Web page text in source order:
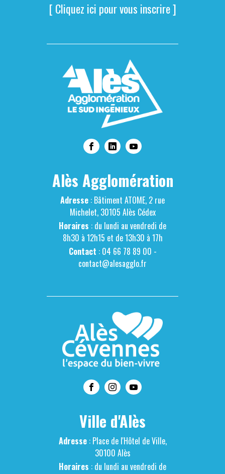
[ Cliquez ici pour vous inscrire ]
Alès Agglomération
Adresse : Bâtiment ATOME, 2 rue
Michelet, 30105 Alès Cédex
Horaires : du lundi au vendredi de
8h30 à 12h15 et de 13h30 à 17h
Contact : 04 66 78 89 00 -
contact@alesagglo.fr
Ville d'Alès
Adresse: Place de l'Hôtel de Ville,
30100 Alès
Horaires : du lundi au vendredi de